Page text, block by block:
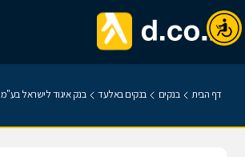
דף הבית בנקים בנקים באלעד בנק איגוד לישראל בע"מ